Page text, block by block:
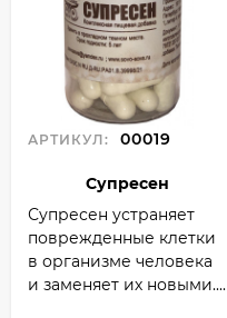
АРТИКУЛ: 00019
Супресен
Супресен устраняет
поврежденные клетки
в организме человека
и заменяет их новыми....